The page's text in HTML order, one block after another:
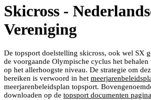
Skicross -
Vereniging
De topsport doelstelling skicross, ook wel SX
de voorgaande Olympische cyclus het
op het allerhoogste niveau. De strategie om
bereiken is verwoord in het
meerjarenbeleidsplan topsport.
downloaden op de topsport documenten pagina